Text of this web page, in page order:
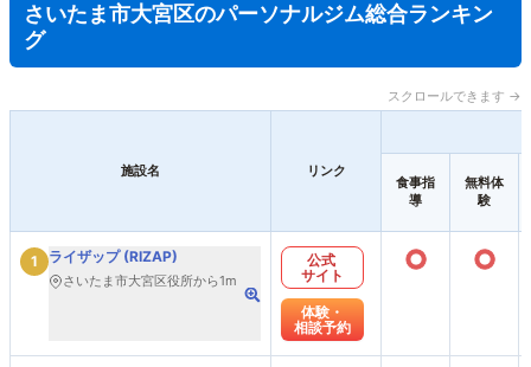
さいたま市大宮区のパーソナルジム総合ランキン
グ
スクロールできます →
施設名 リンク
食事指
導
無料体
験
1 ライザップ (RIZAP)
さいたま市大宮区役所から1m
公式
サイト
体験・
相談予約
○ ○